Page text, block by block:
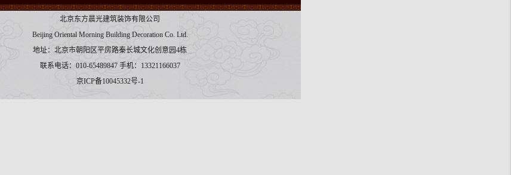
北京东方晨光建筑装饰有限公司
Beijing Oriental Morning Building Decoration Co. Ltd.
地址：北京市朝阳区平房路秦长城文化创意园4栋
联系电话：010-65489847 手机：13321166037
京ICP备10045332号-1